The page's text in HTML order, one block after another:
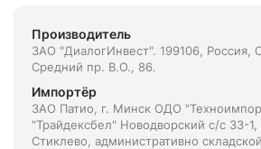
Производитель
ЗАО "ДиалогИнвест". 199106, Россия,
Средний пр. В.О., 86.
Импортёр
ЗАО Патио, г. Минск ОДО
"Трайдексбел" Новодворский с/с 33-
Стиклево, административно